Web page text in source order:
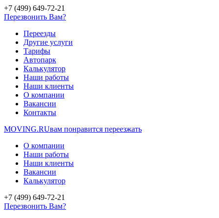
+7 (499) 649-72-21
Перезвонить Вам?
Переезды
Другие услуги
Тарифы
Автопарк
Калькулятор
Наши работы
Наши клиенты
О компании
Вакансии
Контакты
MOVING.RUвам понравится переезжать
О компании
Наши работы
Наши клиенты
Вакансии
Калькулятор
+7 (499) 649-72-21
Перезвонить Вам?